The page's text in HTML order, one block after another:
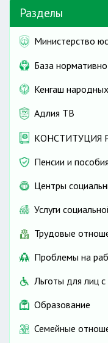
Разделы
Министерство
База
Кенгаш
Адлия ТВ
КОНСТИТУЦИЯ
Пенсии и пособия
Центры
Услуги
Трудовые
Проблемы на
Льготы для лиц
Образование
Семейные